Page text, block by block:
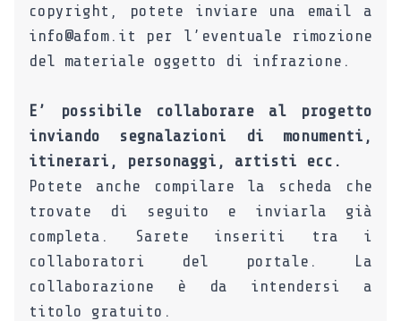
copyright, potete inviare una email a
info@afom.it per l’eventuale rimozione
del materiale oggetto di infrazione.
E’ possibile collaborare al progetto
inviando segnalazioni di monumenti,
itinerari, personaggi, artisti ecc.
Potete anche compilare la scheda che
trovate di seguito e inviarla già
completa. Sarete inseriti tra i
collaboratori del portale. La
collaborazione è da intendersi a
titolo gratuito.